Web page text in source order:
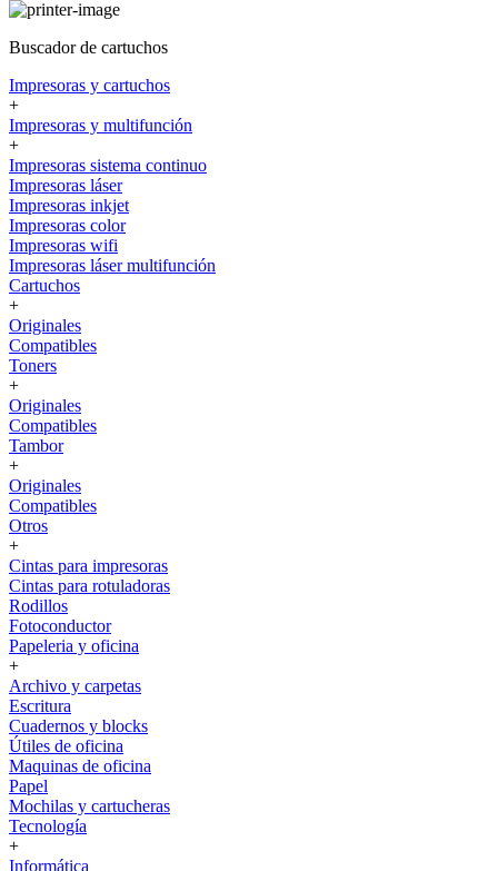
Buscador de cartuchos
Impresoras y cartuchos
+
Impresoras y multifunción
+
Impresoras sistema continuo
Impresoras láser
Impresoras inkjet
Impresoras color
Impresoras wifi
Impresoras láser multifunción
Cartuchos
+
Originales
Compatibles
Toners
+
Originales
Compatibles
Tambor
+
Originales
Compatibles
Otros
+
Cintas para impresoras
Cintas para rotuladoras
Rodillos
Fotoconductor
Papeleria y oficina
+
Archivo y carpetas
Escritura
Cuadernos y blocks
Útiles de oficina
Maquinas de oficina
Papel
Mochilas y cartucheras
Tecnología
+
Informática